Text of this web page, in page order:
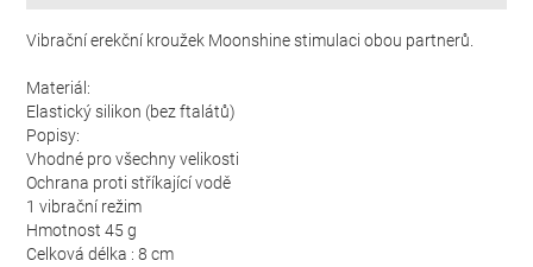
Vibrační erekční kroužek Moonshine stimulaci obou partnerů.
Materiál:
Elastický silikon (bez ftalátů)
Popisy:
Vhodné pro všechny velikosti
Ochrana proti stříkající vodě
1 vibrační režim
Hmotnost 45 g
Celková délka : 8 cm